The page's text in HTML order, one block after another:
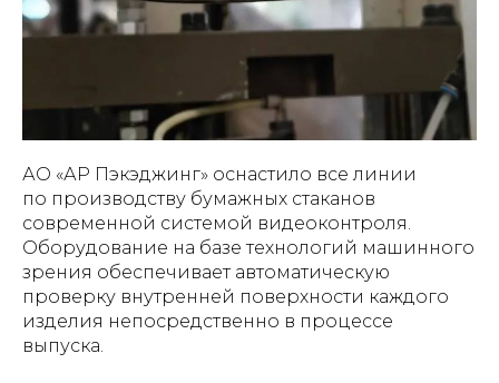
АО «АР Пэкэджинг» оснастило все линии
по производству бумажных стаканов
современной системой видеоконтроля.
Оборудование на базе технологий машинного
зрения обеспечивает автоматическую
проверку внутренней поверхности каждого
изделия непосредственно в процессе
выпуска.